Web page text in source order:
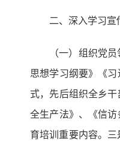
二、深入学习宣
（一）组织党
思想学习纲要》《
式，先后组织全乡
全生产法》、《信
育培训重要内容。三